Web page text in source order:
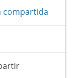
compartida